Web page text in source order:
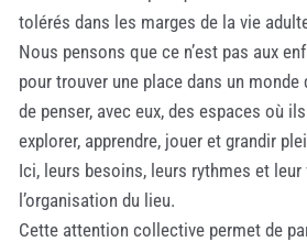
tolérés dans les marges de la vie
Nous pensons que ce n’est pas aux
pour trouver une place dans un monde
de penser, avec eux, des espaces où
explorer, apprendre, jouer et grandir
Ici, leurs besoins, leurs rythmes et
l’organisation du lieu.
Cette attention collective permet de